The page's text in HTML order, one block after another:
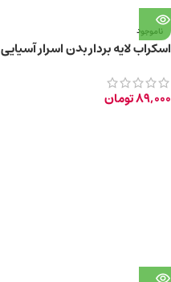
ناموجود
اسکراب لایه بردار بدن اسرار آسیایی
89,000تومان